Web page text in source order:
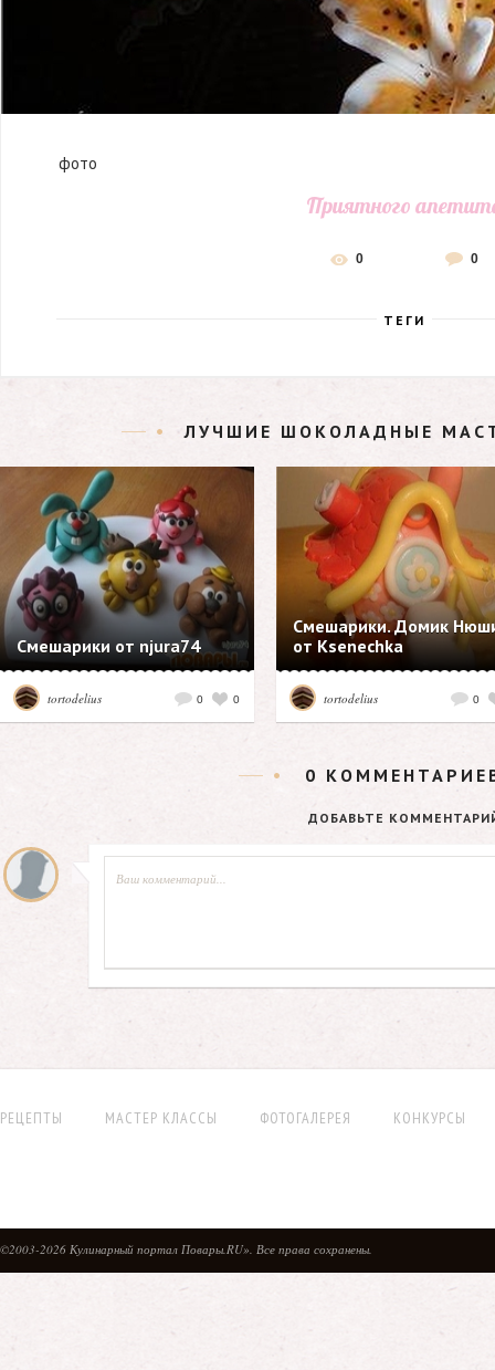
фото
Приятного
0 0
ТЕГИ
ЛУЧШИЕ ШОКОЛАДНЫЕ
Смешарики от njura74
0
0
tortodelius
Смешарики. Домик
от Ksenechka
0
tortodelius
0
ДОБАВЬТЕ
РЕЦЕПТЫ МАСТЕР КЛАССЫ ФОТОГАЛЕРЕЯ КОНКУРСЫ
©2003-2026 Кулинарный портал Повары.RU». Все права сохранены.